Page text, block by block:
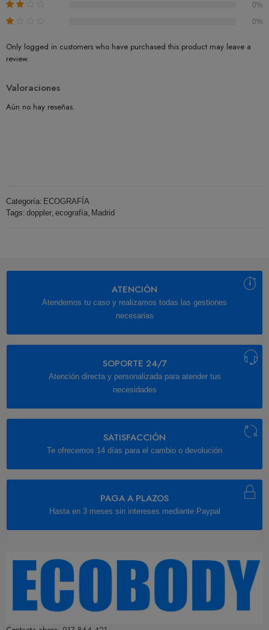
0%
0%
Only logged in customers who have purchased this product may leave a
review.
Valoraciones
Aún no hay reseñas.
Categoría: ECOGRAFÍA
Tags: doppler ecografía Madrid
ATENCIÓN
Atendemos tu caso y realizamos todas las gestiones
necesarias
SOPORTE 24/7
Atención directa y personalizada para atender tus
necesidades
SATISFACCIÓN
Te ofrecemos 14 días para el cambio o devolución
PAGA A PLAZOS
Hasta en 3 meses sin intereses mediante Paypal